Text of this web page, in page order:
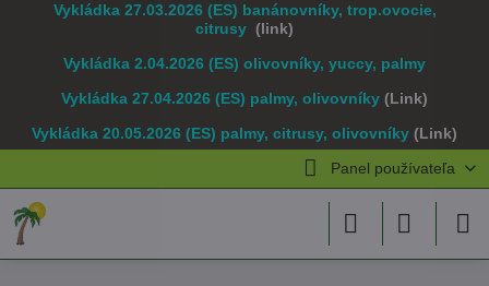
Vykládka 27.03.2026 (ES) banánovníky, trop.ovocie,
citrusy (link)
Vykládka 2.04.2026 (ES) olivovníky, yuccy, palmy
Vykládka 27.04.2026 (ES) palmy, olivovníky (Link)
Vykládka 20.05.2026 (ES) palmy, citrusy, olivovníky (Link)
Panel používateľa